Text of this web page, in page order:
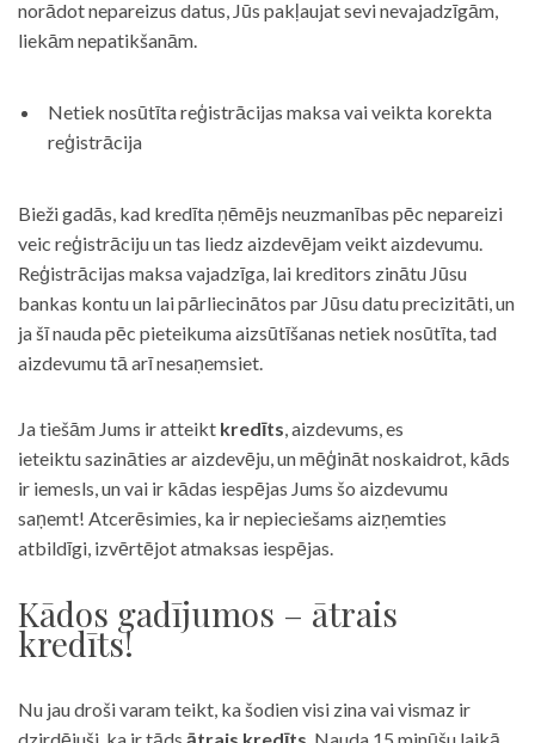
norādot nepareizus datus, Jūs pakļaujat sevi nevajadzīgām,
liekām nepatikšanām.
Netiek nosūtīta reģistrācijas maksa vai veikta korekta
reģistrācija
Bieži gadās, kad kredīta ņēmējs neuzmanības pēc nepareizi
veic reģistrāciju un tas liedz aizdevējam veikt aizdevumu.
Reģistrācijas maksa vajadzīga, lai kreditors zinātu Jūsu
bankas kontu un lai pārliecinātos par Jūsu datu precizitāti, un
ja šī nauda pēc pieteikuma aizsūtīšanas netiek nosūtīta, tad
aizdevumu tā arī nesaņemsiet.
Ja tiešām Jums ir atteikt kredīts, aizdevums, es
ieteiktu sazināties ar aizdevēju, un mēģināt noskaidrot, kāds
ir iemesls, un vai ir kādas iespējas Jums šo aizdevumu
saņemt! Atcerēsimies, ka ir nepieciešams aizņemties
atbildīgi, izvērtējot atmaksas iespējas.
Kādos gadījumos – ātrais
kredīts!
Nu jau droši varam teikt, ka šodien visi zina vai vismaz ir